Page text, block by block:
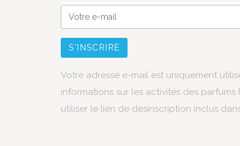
Votre adresse e-mail est uniquement
informations sur les activités des
utiliser le lien de désinscription inclus